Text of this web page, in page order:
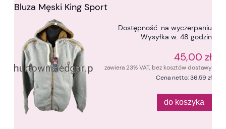
Bluza Męski King Sport
Dostępność: na wyczerpaniu
Wysyłka w: 48 godzin
45,00 zł
zawiera 23% VAT, bez kosztów dostawy
Cena netto:36,59 zł
do koszyka